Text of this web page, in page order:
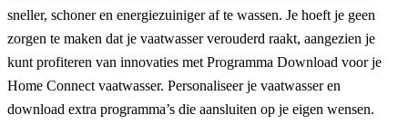
sneller, schoner en energiezuiniger af te wassen. Je hoeft je geen
zorgen te maken dat je vaatwasser verouderd raakt, aangezien je
kunt profiteren van innovaties met Programma Download voor je
Home Connect vaatwasser. Personaliseer je vaatwasser en
download extra programma’s die aansluiten op je eigen wensen.